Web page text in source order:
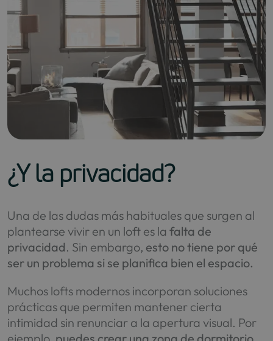
¿Y la privacidad?
Una de las dudas más habituales que surgen al
plantearse vivir en un loft es la falta de
privacidad. Sin embargo, esto no tiene por qué
ser un problema si se planifica bien el espacio.
Muchos lofts modernos incorporan soluciones
prácticas que permiten mantener cierta
intimidad sin renunciar a la apertura visual. Por